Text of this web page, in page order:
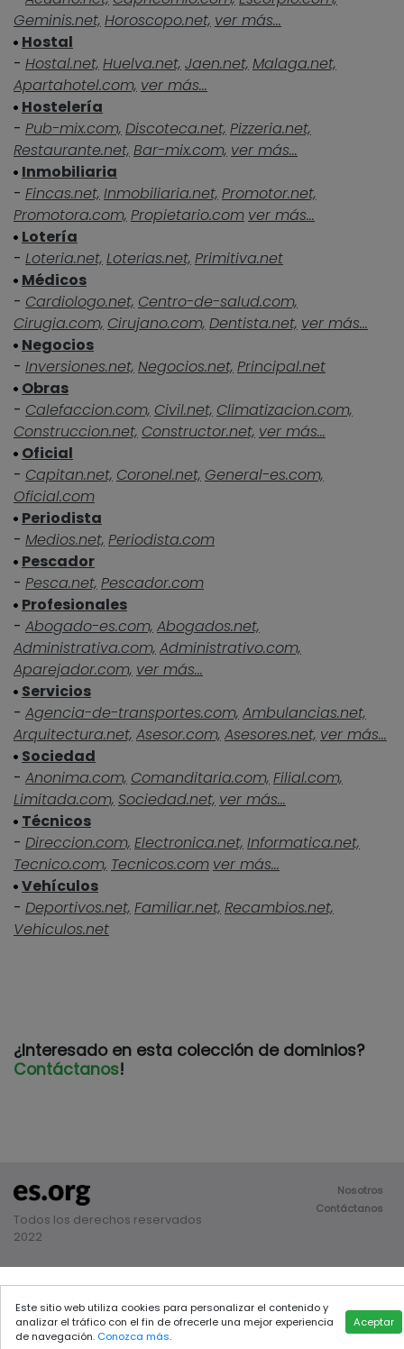
Este sitio web utiliza cookies para personalizar el contenido y
analizar el tráfico con el fin de ofrecerle una mejor experiencia
de navegación. Conozca más.
Aceptar
Geminis.net, Horoscopo.net, ver más...
Hostal
- Hostal.net, Huelva.net, Jaen.net, Malaga.net,
Apartahotel.com, ver más...
Hostelería
- Pub-mix.com, Discoteca.net, Pizzeria.net,
Restaurante.net, Bar-mix.com, ver más...
Inmobiliaria
- Fincas.net, Inmobiliaria.net, Promotor.net,
Promotora.com, Propietario.com ver más...
Lotería
- Loteria.net, Loterias.net, Primitiva.net
Médicos
- Cardiologo.net, Centro-de-salud.com,
Cirugia.com, Cirujano.com, Dentista.net, ver más...
Negocios
- Inversiones.net, Negocios.net, Principal.net
Obras
- Calefaccion.com, Civil.net, Climatizacion.com,
Construccion.net, Constructor.net, ver más...
Oficial
- Capitan.net, Coronel.net, General-es.com,
Oficial.com
Periodista
- Medios.net, Periodista.com
Pescador
- Pesca.net, Pescador.com
Profesionales
- Abogado-es.com, Abogados.net,
Administrativa.com, Administrativo.com,
Aparejador.com, ver más...
Servicios
- Agencia-de-transportes.com, Ambulancias.net,
Arquitectura.net, Asesor.com, Asesores.net, ver más...
Sociedad
- Anonima.com, Comanditaria.com, Filial.com,
Limitada.com, Sociedad.net, ver más...
Técnicos
- Direccion.com, Electronica.net, Informatica.net,
Tecnico.com, Tecnicos.com ver más...
Vehículos
- Deportivos.net, Familiar.net, Recambios.net,
Vehiculos.net
¿Interesado en esta colección de dominios?
Contáctanos!
Todos los derechos reservados
2022
Nosotros
Contáctanos